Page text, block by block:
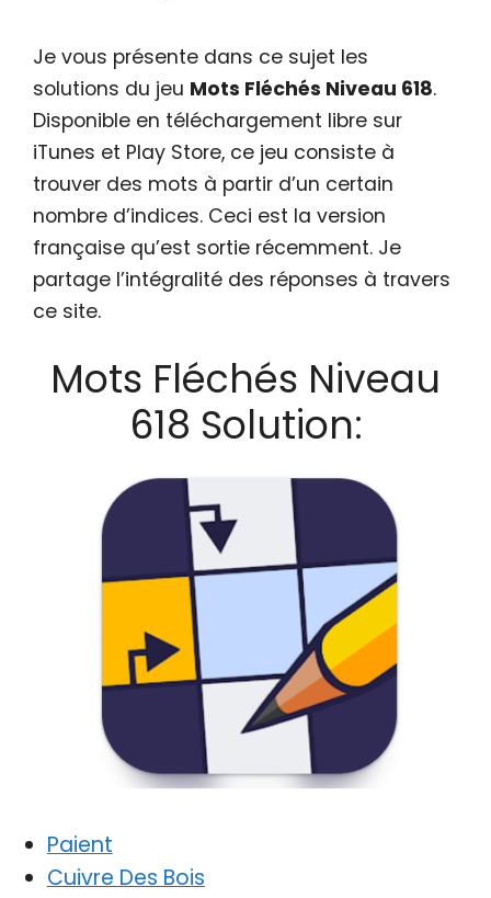
Je vous présente dans ce sujet les
solutions du jeu Mots Fléchés Niveau 618.
Disponible en téléchargement libre sur
iTunes et Play Store, ce jeu consiste à
trouver des mots à partir d’un certain
nombre d’indices. Ceci est la version
française qu’est sortie récemment. Je
partage l’intégralité des réponses à travers
ce site.
Mots Fléchés Niveau
618 Solution:
Paient
Cuivre Des Bois